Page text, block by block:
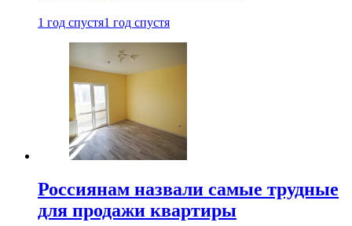
1 год спустя1 год спустя
Россиянам назвали самые трудные
для продажи квартиры